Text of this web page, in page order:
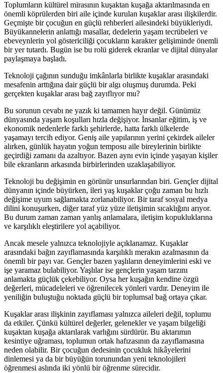
Toplumların kültürel mirasının kuşaktan kuşağa aktarılmasında en
önemli köprülerden biri aile içinde kurulan kuşaklar arası ilişkilerdir.
Geçmişte bir çocuğun en güçlü rehberleri ailesindeki büyükleriydi.
Büyükannelerin anlattığı masallar, dedelerin yaşam tecrübeleri ve
ebeveynlerin yol göstericiliği çocukların karakter gelişiminde önemli
bir yer tutardı. Bugün ise bu rolü giderek ekranlar ve dijital dünyalar
paylaşmaya başladı.
Teknoloji çağının sunduğu imkânlarla birlikte kuşaklar arasındaki
mesafenin arttığına dair güçlü bir algı oluşmuş durumda. Peki
gerçekten kuşaklar arası bağ zayıflıyor mu?
Bu sorunun cevabı ne yazık ki tamamen hayır değil. Günümüz
dünyasında yaşam koşulları hızla değişiyor. İnsanlar eğitim, iş ve
ekonomik nedenlerle farklı şehirlerde, hatta farklı ülkelerde
yaşamayı tercih ediyor. Geniş aile yapılarının yerini çekirdek aileler
alırken, günlük hayatın yoğun temposu aile bireylerinin birlikte
geçirdiği zamanı da azaltıyor. Bazen aynı evin içinde yaşayan kişiler
bile ekranların arkasında birbirlerinden uzaklaşabiliyor.
Teknoloji bu değişimin en görünür unsurlarından biri. Gençler dijital
dünyanın içinde büyürken, ileri yaş kuşaklar çoğu zaman bu hızlı
değişime uyum sağlamakta zorlanabiliyor. Bir taraf sosyal medya
dilini konuşurken, diğer taraf yüz yüze iletişimin sıcaklığını arıyor.
Bu durum zaman zaman yanlış anlamalara, iletişim kopukluklarına
ve karşılıklı eleştirilere yol açabiliyor.
Ancak mesele yalnızca teknolojiyle açıklanamaz. Kuşaklar
arasındaki bağın zayıflamasında karşılıklı merakın azalmasının da
önemli bir payı var. Gençler bazen yaşlıların deneyimlerini eski ve
işe yaramaz bulabiliyor. Yaşlılar ise gençlerin yaşam tarzını
anlamakta güçlük çekebiliyor. Oysa her kuşağın kendine özgü
değerleri, mücadeleleri ve öğrenilecek yönleri vardır. Deneyim ile
yeniliğin buluştuğu noktada güçlü bir toplumsal bağ ortaya çıkar.
Kuşaklar arası ilişkinin zayıflaması yalnızca aileleri değil, toplumu
da etkiler. Çünkü kültürel değerler, gelenekler ve yaşam bilgeliği
kuşaktan kuşağa aktarılarak varlığını sürdürür. Bu aktarımın
kesintiye uğraması, toplumun ortak hafızasının da zayıflamasına
neden olabilir. Bir çocuğun dedesinin çocukluk hikâyelerini
dinlemesi ya da bir büyüğün torunundan yeni teknolojileri
öğrenmesi aslında iki yönlü bir öğrenme sürecidir.